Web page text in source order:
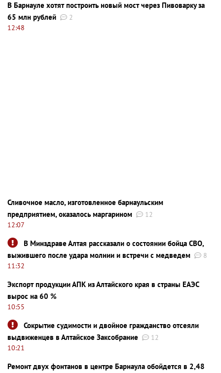
В Барнауле хотят построить новый мост через Пивоварку за
65 млн рублей
2
12:48
Сливочное масло, изготовленное барнаульским
предприятием, оказалось маргарином
12
12:07
В Минздраве Алтая рассказали о состоянии бойца СВО,
выжившего после удара молнии и встречи с медведем
8
11:32
Экспорт продукции АПК из Алтайского края в страны ЕАЭС
вырос на 60 %
10:55
Сокрытие судимости и двойное гражданство отсеяли
выдвиженцев в Алтайское Заксобрание
12
10:21
Ремонт двух фонтанов в центре Барнаула обойдется в 2,48